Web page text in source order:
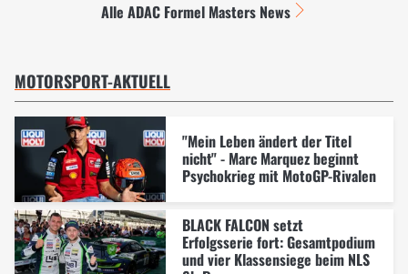
Alle ADAC Formel Masters News
MOTORSPORT-AKTUELL
"Mein Leben ändert der Titel
nicht" - Marc Marquez beginnt
Psychokrieg mit MotoGP-Rivalen
BLACK FALCON setzt
Erfolgsserie fort: Gesamtpodium
und vier Klassensiege beim NLS